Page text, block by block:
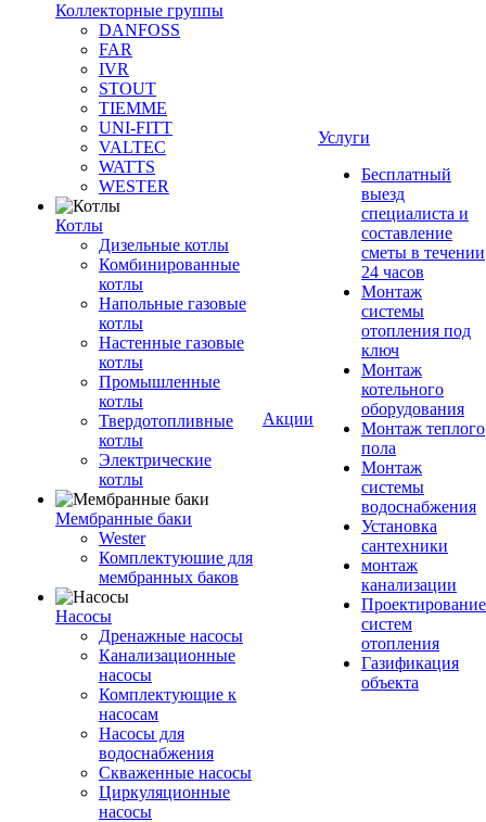
Коллекторные группы
DANFOSS
FAR
IVR
STOUT
TIEMME
UNI-FITT
VALTEC
WATTS
WESTER
Котлы
Дизельные котлы
Комбинированные
котлы
Напольные газовые
котлы
Настенные газовые
котлы
Промышленные
котлы
Твердотопливные
котлы
Электрические
котлы
Мембранные баки
Wester
Комплектуюшие для
мембранных баков
Насосы
Дренажные насосы
Канализационные
насосы
Комплектующие к
насосам
Насосы для
водоснабжения
Скваженные насосы
Циркуляционные
насосы
Акции
Услуги
Бесплатный
выезд
специалиста и
составление
сметы в течении
24 часов
Монтаж
системы
отопления под
ключ
Монтаж
котельного
оборудования
Монтаж теплого
пола
Монтаж
системы
водоснабжения
Установка
сантехники
монтаж
канализации
Проектирование
систем
отопления
Газификация
объекта